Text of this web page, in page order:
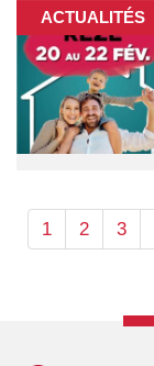
ACTUALITÉS
1 2 3